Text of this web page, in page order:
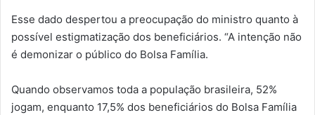
Esse dado despertou a preocupação do ministro quanto à
possível estigmatização dos beneficiários. “A intenção não
é demonizar o público do Bolsa Família.
Quando observamos toda a população brasileira, 52%
jogam, enquanto 17,5% dos beneficiários do Bolsa Família